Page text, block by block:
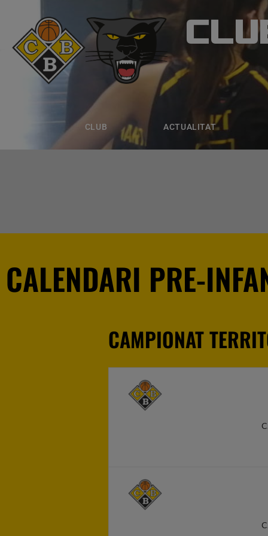
CLUB ACTUALITAT
CLUB
ACTUALITAT
CALENDARI PRE-
CAMPIONAT